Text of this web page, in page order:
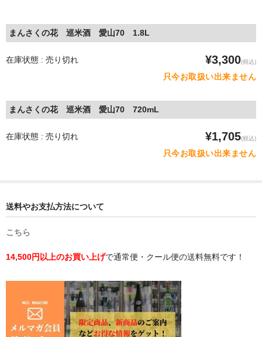
まんさくの花 巡米酒 愛山70 1.8L
在庫状態 : 売り切れ ¥3,300(税込)
只今お取扱い出来ません
まんさくの花 巡米酒 愛山70 720mL
在庫状態 : 売り切れ ¥1,705(税込)
只今お取扱い出来ません
送料やお支払方法について
こちら
14,500円以上のお買い上げで通常便・クール便の送料無料です！